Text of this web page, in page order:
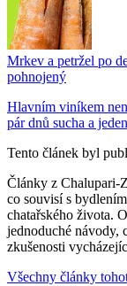
Mrkev a petržel po
pohnojený
Hlavním viníkem
pár dnů sucha a
Tento článek byl
Články z Chalupari-
co souvisí s
chatařského života.
jednoduché návody,
zkušenosti
Všechny články